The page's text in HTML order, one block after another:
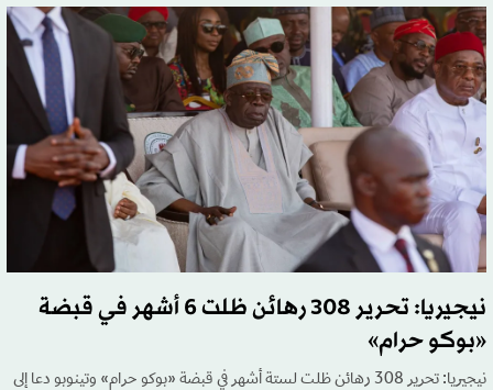
نيجيريا: تحرير 308 رهائن ظلت 6 أشهر في قبضة
«بوكو حرام»
نيجيريا: تحرير 308 رهائن ظلت لستة أشهر في قبضة «بوكو حرام» وتينوبو دعا إلى